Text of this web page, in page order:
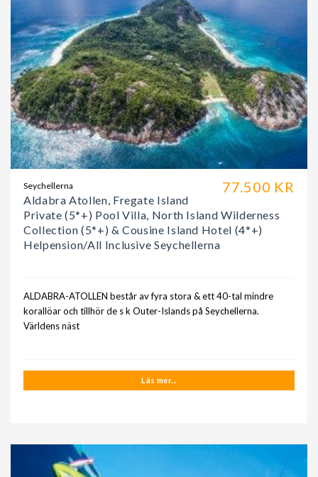
77.500 KR
Seychellerna
Aldabra Atollen, Fregate Island
Private (5*+) Pool Villa, North Island Wilderness
Collection (5*+) & Cousine Island Hotel (4*+)
Helpension/All Inclusive Seychellerna
ALDABRA-ATOLLEN består av fyra stora & ett 40-tal mindre
korallöar och tillhör de s k Outer-Islands på Seychellerna.
Världens näst
Läs mer...